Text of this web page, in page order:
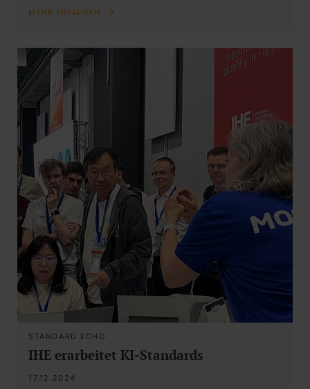
MEHR ERFAHREN
STANDARD ECHO
IHE erarbeitet KI-Standards
17.12.2024